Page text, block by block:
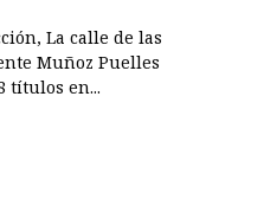
La calle de las
Muñoz Puelles
títulos en...